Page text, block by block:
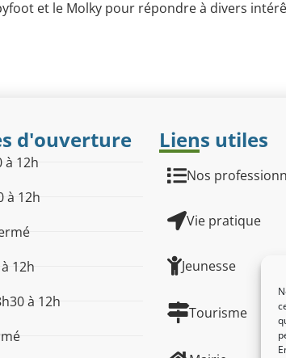
et le Molky pour répondre à divers
d'ouverture
à 12h
à 12h
12h
à 12h
Liens utiles
Nos
Vie pratique
Jeunesse
Tourisme